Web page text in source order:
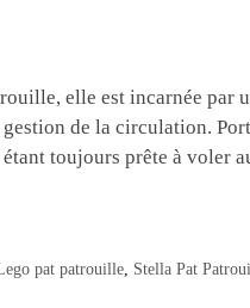
elle est incarnée
de la circulation.
toujours prête à voler
pat patrouille Stella Pat